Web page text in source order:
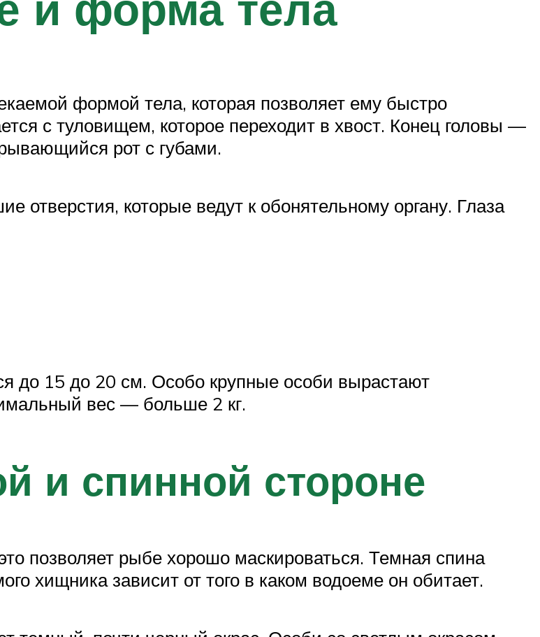
формой тела, которая позволяет ему быстро
с туловищем, которое переходит в хвост. Конец головы —
рот с губами.
отверстия, которые ведут к обонятельному органу. Глаза
до 15 до 20 см. Особо крупные особи вырастают
вес — больше 2 кг.
и спинной стороне
позволяет рыбе хорошо маскироваться. Темная спина
хищника зависит от того в каком водоеме он обитает.